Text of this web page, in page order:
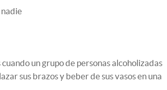
nadie
un grupo de personas alcoholizadas
sus brazos y beber de sus vasos en una